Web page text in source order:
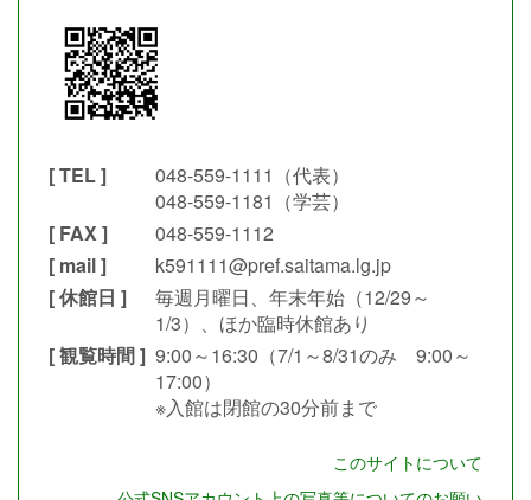
[ TEL ]
048-559-1111（代表）
048-559-1181（学芸）
[ FAX ]
048-559-1112
[ mail ]
k591111@pref.saitama.lg.jp
[ 休館日 ]
毎週月曜日、年末年始（12/29～
1/3）、ほか臨時休館あり
[ 観覧時間 ] 9:00～16:30（7/1～8/31のみ 9:00～
17:00）
※入館は閉館の30分前まで
このサイトについて